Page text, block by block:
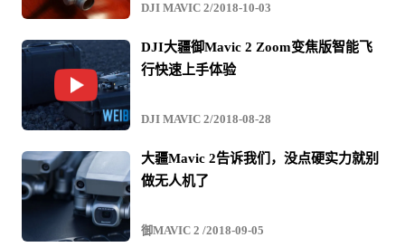
DJI MAVIC 2/2018-10-03
DJI大疆御Mavic 2 Zoom变焦版智能飞
行快速上手体验
DJI MAVIC 2/2018-08-28
大疆Mavic 2告诉我们，没点硬实力就别
做无人机了
御MAVIC 2 /2018-09-05